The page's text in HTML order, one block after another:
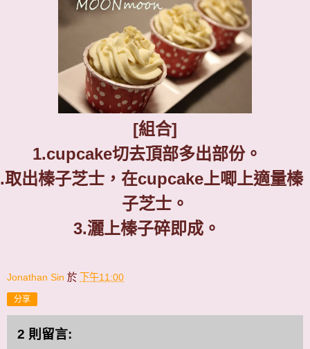
[組合]
1.cupcake切去頂部多出部份。
取出榛子芝士，在cupcake上唧上適量榛
子芝士。
3.灑上榛子碎即成。
Jonathan Sin 於 下午11:00
分享
2 則留言: